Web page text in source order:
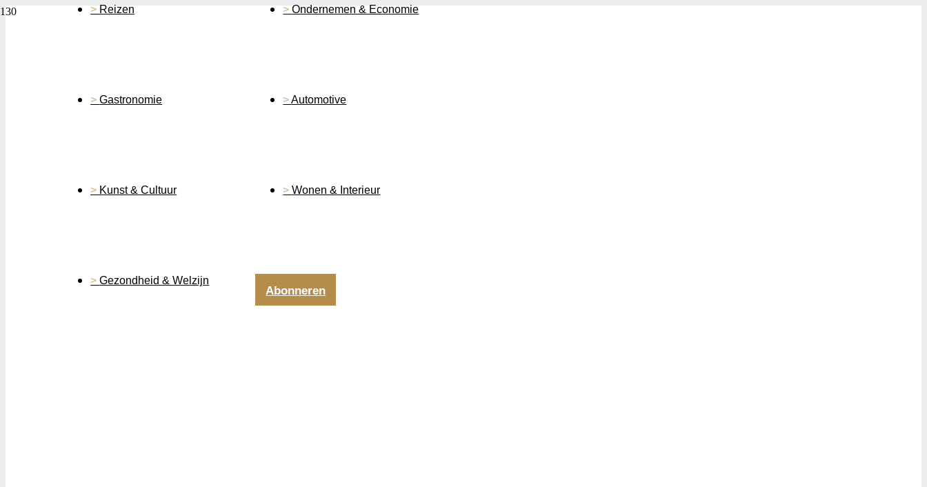
Reizen
Gastronomie
Kunst & Cultuur
Gezondheid & Welzijn
Ondernemen & Economie
Automotive
Wonen & Interieur
Abonneren